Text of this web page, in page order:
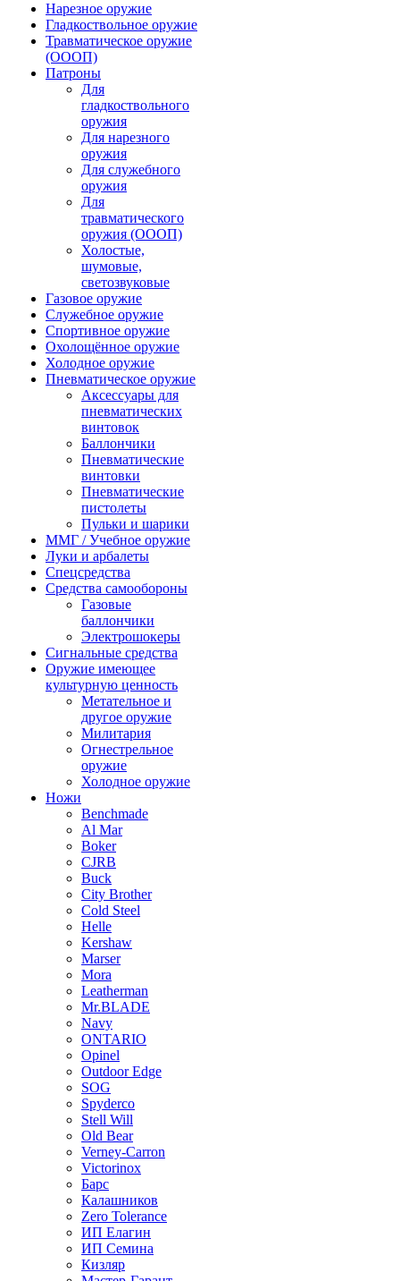
Нарезное оружие
Гладкоствольное оружие
Травматическое оружие
(ОООП)
Патроны
Для
гладкоствольного
оружия
Для нарезного
оружия
Для служебного
оружия
Для
травматического
оружия (ОООП)
Холостые,
шумовые,
светозвуковые
Газовое оружие
Служебное оружие
Спортивное оружие
Охолощённое оружие
Холодное оружие
Пневматическое оружие
Аксессуары для
пневматических
винтовок
Баллончики
Пневматические
винтовки
Пневматические
пистолеты
Пульки и шарики
ММГ / Учебное оружие
Луки и арбалеты
Спецсредства
Средства самообороны
Газовые
баллончики
Электрошокеры
Сигнальные средства
Оружие имеющее
культурную ценность
Метательное и
другое оружие
Милитария
Огнестрельное
оружие
Холодное оружие
Ножи
Benchmade
Al Mar
Boker
CJRB
Buck
City Brother
Cold Steel
Helle
Kershaw
Marser
Mora
Leatherman
Mr.BLADE
Navy
ONTARIO
Opinel
Outdoor Edge
SOG
Spyderco
Stell Will
Old Bear
Verney-Carron
Victorinox
Барс
Калашников
Zero Tolerance
ИП Елагин
ИП Семина
Кизляр